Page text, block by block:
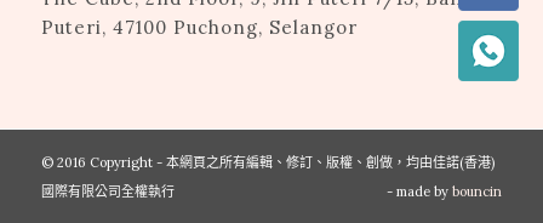
Puteri, 47100 Puchong, Selangor
© 2016 Copyright - 本網頁之所有編輯、修訂、版權、創做，均由佳諾(香港)
國際有限公司全權執行
- made bybouncin